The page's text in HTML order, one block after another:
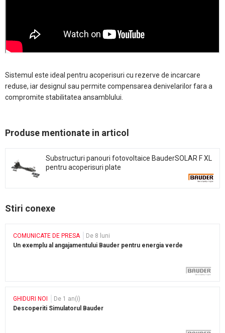
Sistemul este ideal pentru acoperisuri cu rezerve de incarcare
reduse, iar designul sau permite compensarea denivelarilor fara a
compromite stabilitatea ansamblului.​
Produse mentionate in articol
Substructuri panouri fotovoltaice BauderSOLAR F XL
pentru acoperisuri plate
Stiri conexe
COMUNICATE DE PRESA
De 8 luni
Un exemplu al angajamentului Bauder pentru energia verde
GHIDURI NOI
De 1 an(i)
Descoperiti Simulatorul Bauder